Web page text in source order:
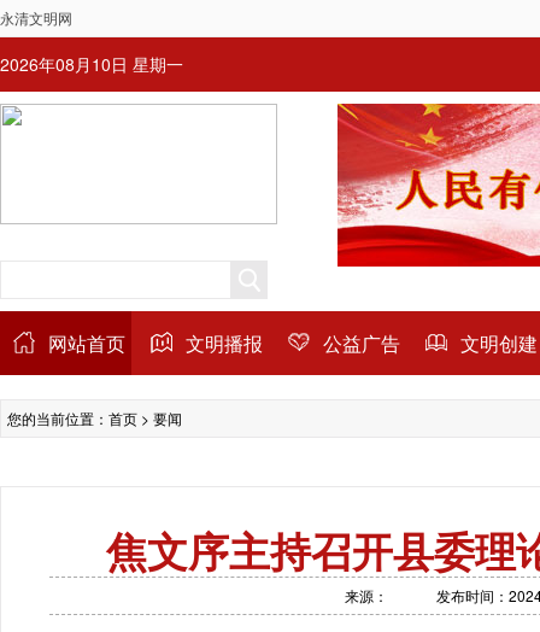
永清文明网
2026年08月10日 星期一
网站首页 文明播报 公益广告 文明创建
您的当前位置： 首页 > 要闻
焦文序主持召开县委理
来源： 发布时间：